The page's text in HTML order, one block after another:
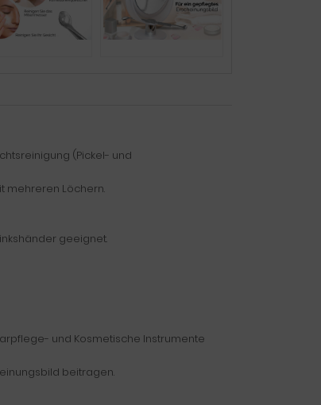
(Pickel- und
mehreren Löchern.
geeignet.
und Kosmetische Instrumente
beitragen.